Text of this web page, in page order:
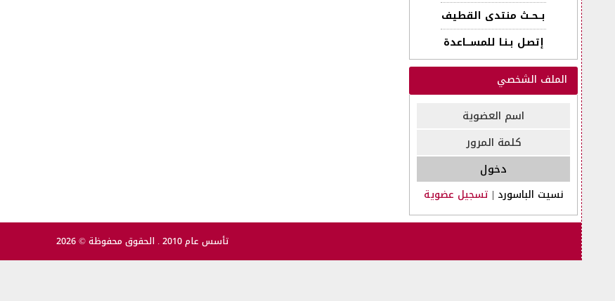
بــحــث منتدى القطيف
إتصـل بـنـا للمســـاعدة
الملف الشخصي
نسيت الباسورد | تسجيل عضوية
تأسس عام 2010 . الحقوق محفوظة © 2026